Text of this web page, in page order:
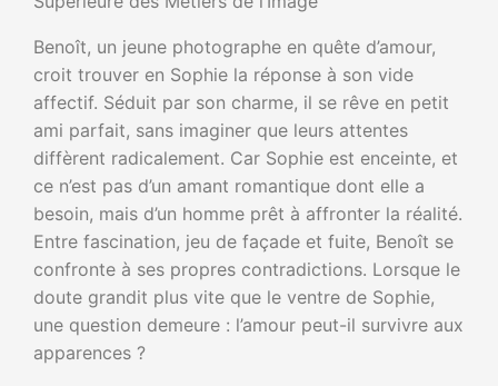
Benoît, un jeune photographe en quête d’amour,
croit trouver en Sophie la réponse à son vide
affectif. Séduit par son charme, il se rêve en petit
ami parfait, sans imaginer que leurs attentes
diffèrent radicalement. Car Sophie est enceinte, et
ce n’est pas d’un amant romantique dont elle a
besoin, mais d’un homme prêt à affronter la réalité.
Entre fascination, jeu de façade et fuite, Benoît se
confronte à ses propres contradictions. Lorsque le
doute grandit plus vite que le ventre de Sophie,
une question demeure : l’amour peut-il survivre aux
apparences ?